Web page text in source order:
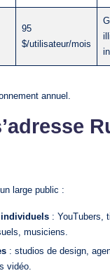
95
$/utilisateur/mois
annuel.
large public :
individuels : YouTubers,
musiciens.
: studios de design,
vidéo.